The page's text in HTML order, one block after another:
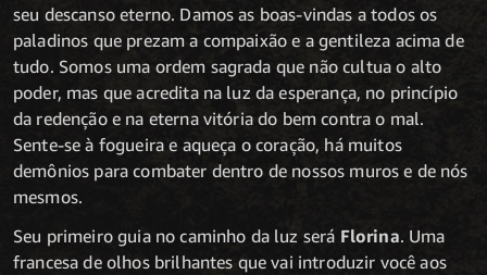
seu descanso eterno. Damos as boas-vindas a todos os
paladinos que prezam a compaixão e a gentileza acima de
tudo. Somos uma ordem sagrada que não cultua o alto
poder, mas que acredita na luz da esperança, no princípio
da redenção e na eterna vitória do bem contra o mal.
Sente-se à fogueira e aqueça o coração, há muitos
demônios para combater dentro de nossos muros e de nós
mesmos.
Seu primeiro guia no caminho da luz será Florina. Uma
francesa de olhos brilhantes que vai introduzir você aos